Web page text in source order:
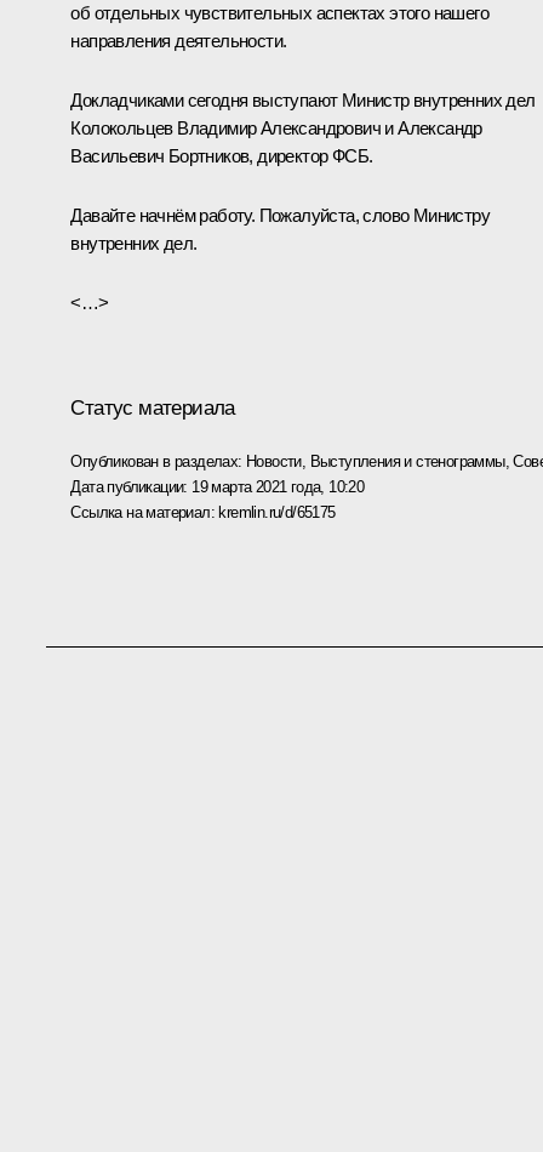
об отдельных чувствительных аспектах этого нашего
направления деятельности.
Докладчиками сегодня выступают Министр внутренних дел
Колокольцев Владимир Александрович и Александр
Васильевич Бортников, директор ФСБ.
Давайте начнём работу. Пожалуйста, слово Министру
внутренних дел.
<…>
Статус материала
Опубликован в разделах: Новости, Выступления и стенограммы,
Дата публикации: 19 марта 2021 года, 10:20
Ссылка на материал: kremlin.ru/d/65175